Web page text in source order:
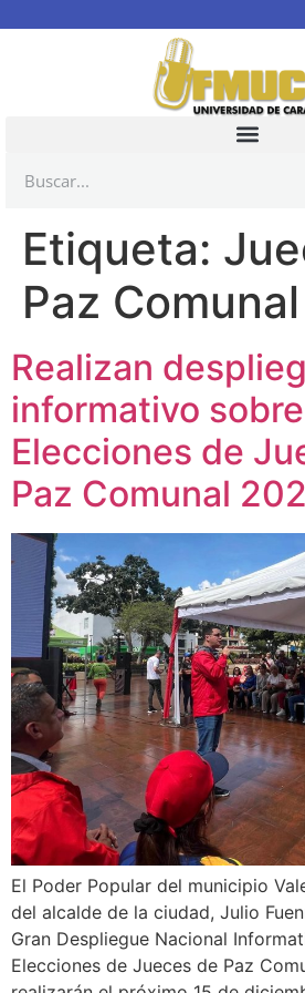
Etiqueta:
Paz Comunal
Realizan
informativo
Elecciones de
Paz Comunal
El Poder Popular del municipio
del alcalde de la ciudad, Julio
Gran Despliegue Nacional
Elecciones de Jueces de Paz